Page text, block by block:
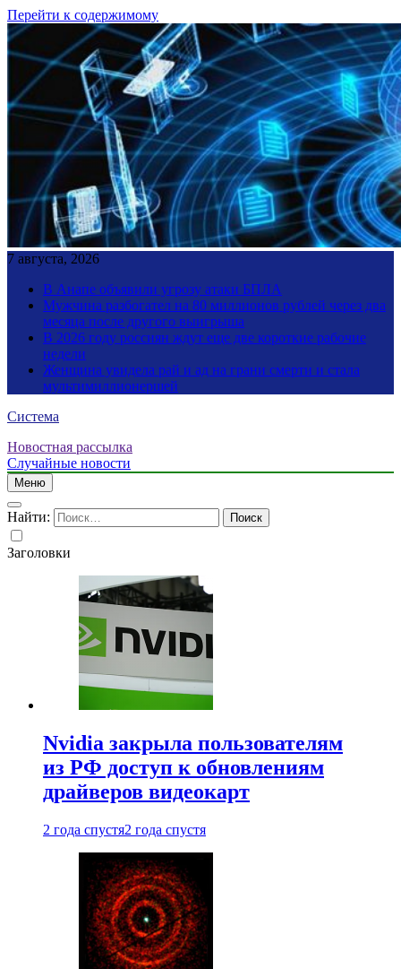
Перейти к содержимому
7 августа, 2026
В Анапе объявили угрозу атаки БПЛА
Мужчина разбогател на 80 миллионов рублей через два
месяца после другого выигрыша
В 2026 году россиян ждут еще две короткие рабочие
недели
Женщина увидела рай и ад на грани смерти и стала
мультимиллионершей
Система
Новостная рассылка
Случайные новости
Меню
Найти:
Заголовки
Nvidia закрыла пользователям
из РФ доступ к обновлениям
драйверов видеокарт
2 года спустя2 года спустя